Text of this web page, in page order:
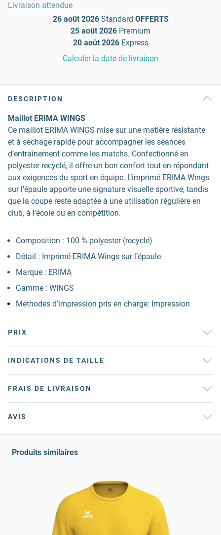
Livraison attendue
26 août 2026 Standard OFFERTS
25 août 2026 Premium
20 août 2026 Express
Calculer la date de livraison
DESCRIPTION
Maillot ERIMA WINGS
Ce maillot ERIMA WINGS mise sur une matière résistante
et à séchage rapide pour accompagner les séances
d’entraînement comme les matchs. Confectionné en
polyester recyclé, il offre un bon confort tout en répondant
aux exigences du sport en équipe. L’imprimé ERIMA Wings
sur l’épaule apporte une signature visuelle sportive, tandis
que la coupe reste adaptée à une utilisation régulière en
club, à l’école ou en compétition.
Composition : 100 % polyester (recyclé)
Détail : Imprimé ERIMA Wings sur l’épaule
Marque : ERIMA
Gamme : WINGS
Méthodes d’impression pris en charge: Impression
PRIX
INDICATIONS DE TAILLE
FRAIS DE LIVRAISON
AVIS
Produits similaires